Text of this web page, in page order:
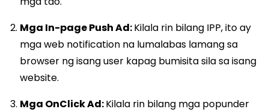
Mga In-page Push Ad:Kilala rin bilang IPP, ito ay
mga web notification na lumalabas lamang sa
browser ng isang user kapag bumisita sila sa isang
website.
Mga OnClick Ad:Kilala rin bilang mga popunder